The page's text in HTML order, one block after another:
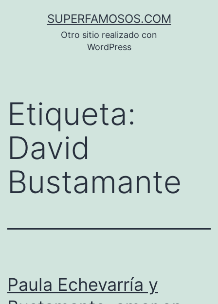
SUPERFAMOSOS.COM
Otro sitio realizado con
WordPress
Etiqueta:
David
Bustamante
Paula Echevarría y